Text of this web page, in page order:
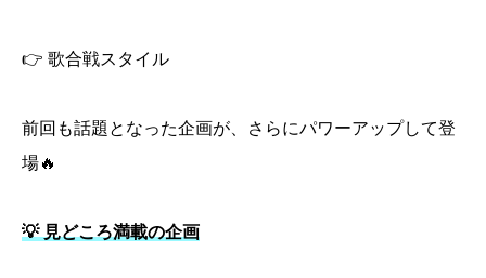
👉 歌合戦スタイル
前回も話題となった企画が、さらにパワーアップして登
場🔥
💡 見どころ満載の企画